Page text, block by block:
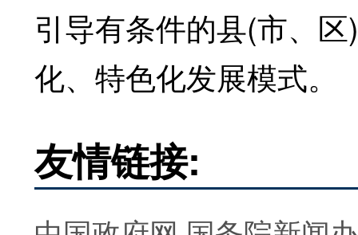
引导有条件的县(市、
化、特色化发展模式。
友情链接: